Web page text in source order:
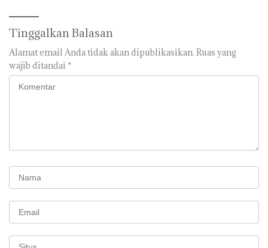
Tinggalkan Balasan
Alamat email Anda tidak akan dipublikasikan. Ruas yang
wajib ditandai *